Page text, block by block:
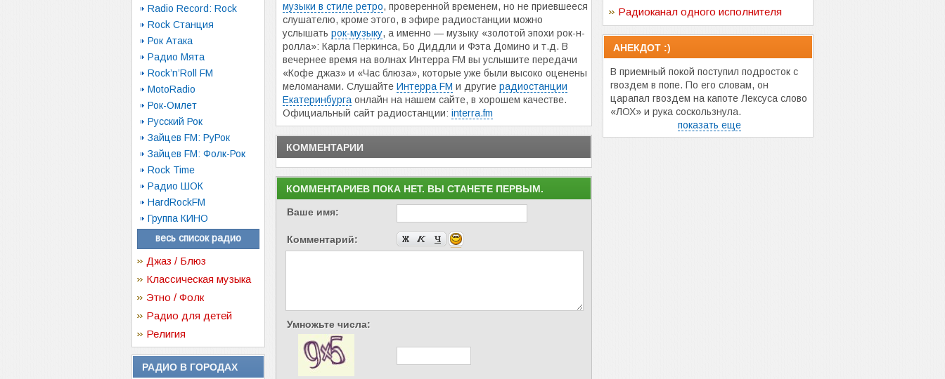
Radio Record: Rock
Rock Станция
Рок Атака
Радио Мята
Rock’n’Roll FM
MotoRadio
Рок-Омлет
Русский Рок
Зайцев FM: РуРок
Зайцев FM: Фолк-Рок
Rock Time
Радио ШОК
HardRockFM
Группа КИНО
весь список радио
Джаз / Блюз
Классическая музыка
Этно / Фолк
Радио для детей
Религия
РАДИО В ГОРОДАХ
музыки в стиле ретро, проверенной временем, но не приевшееся
слушателю, кроме этого, в эфире радиостанции можно
услышать рок-музыку, а именно — музыку «золотой эпохи рок-н-
ролла»: Карла Перкинса, Бо Диддли и Фэта Домино и т.д. В
вечернее время на волнах Интерра FM вы услышите передачи
«Кофе джаз» и «Час блюза», которые уже были высоко оценены
меломанами. Слушайте Интерра FM и другие радиостанции
Екатеринбурга онлайн на нашем сайте, в хорошем качестве.
Официальный сайт радиостанции: interra.fm
КОММЕНТАРИИ
КОММЕНТАРИЕВ ПОКА НЕТ. ВЫ СТАНЕТЕ ПЕРВЫМ.
Ваше имя:
Комментарий:
Умножьте числа:
Радиоканал одного исполнителя
АНЕКДОТ :)
В приемный покой поступил подросток с
гвоздем в попе. По его словам, он
царапал гвоздем на капоте Лексуса слово
«ЛОХ» и рука соскользнула.
показать еще